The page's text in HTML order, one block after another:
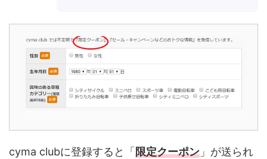
cyma clubに登録すると「 限定クーポン 」が送られ